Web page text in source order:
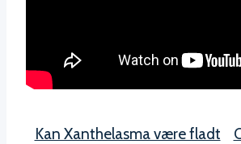
Kan Xanthelasma være fladt